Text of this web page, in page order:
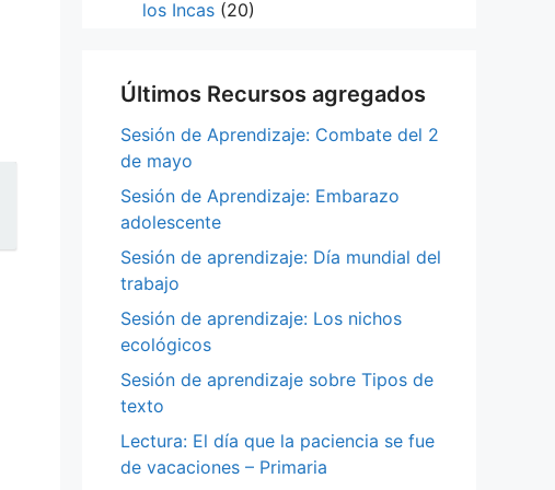
los Incas (20)
Últimos Recursos agregados
Sesión de Aprendizaje: Combate del 2
de mayo
Sesión de Aprendizaje: Embarazo
adolescente
Sesión de aprendizaje: Día mundial del
trabajo
Sesión de aprendizaje: Los nichos
ecológicos
Sesión de aprendizaje sobre Tipos de
texto
Lectura: El día que la paciencia se fue
de vacaciones – Primaria